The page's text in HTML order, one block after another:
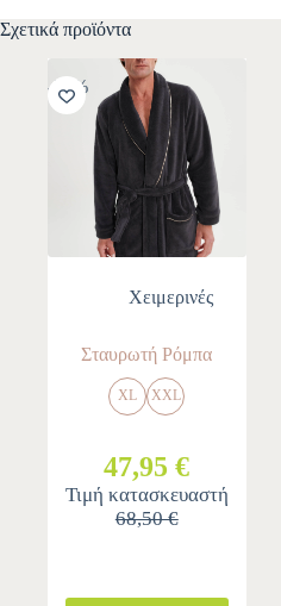
Σχετικά προϊόντα
-30%
Χειμερινές
Σταυρωτή Ρόμπα
XL XXL
47,95 €
Τιμή κατασκευαστή
68,50 €